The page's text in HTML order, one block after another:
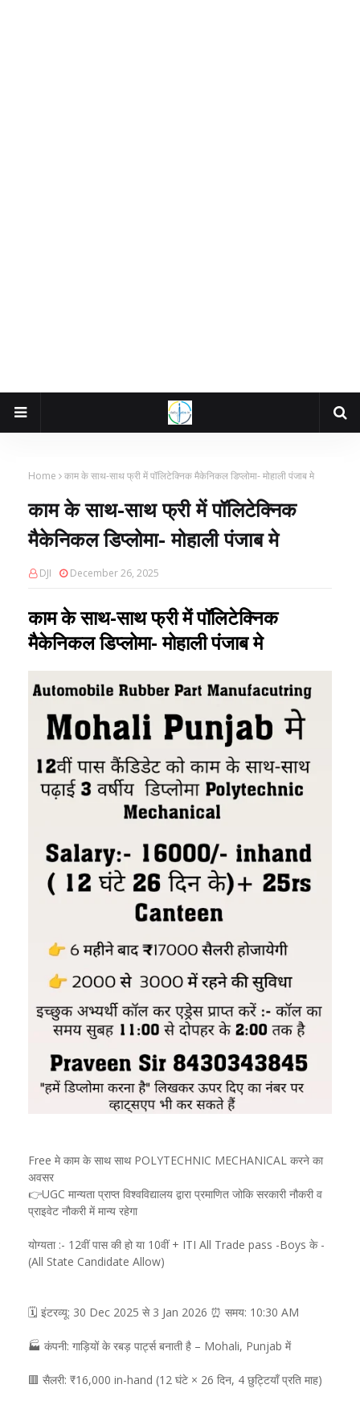
Home काम के साथ-साथ फ्री में पॉलिटेक्निक मैकेनिकल डिप्लोमा- मोहाली पंजाब मे
काम के साथ-साथ फ्री में पॉलिटेक्निक
मैकेनिकल डिप्लोमा- मोहाली पंजाब मे
DJI December 26, 2025
काम के साथ-साथ फ्री में पॉलिटेक्निक
मैकेनिकल डिप्लोमा- मोहाली पंजाब मे
Free मे काम के साथ साथ POLYTECHNIC MECHANICAL करने का
अवसर
👉UGC मान्यता प्राप्त विश्वविद्यालय द्वारा प्रमाणित जोकि सरकारी नौकरी व
प्राइवेट नौकरी में मान्य रहेगा
योग्यता :- 12वीं पास की हो या 10वीं + ITI All Trade pass -Boys के -
(All State Candidate Allow)
🗓️ इंटरव्यू: 30 Dec 2025 से 3 Jan 2026 ⏰ समय: 10:30 AM
🏭 कंपनी: गाड़ियों के रबड़ पार्ट्स बनाती है – Mohali, Punjab में
🟥 सैलरी: ₹16,000 in-hand (12 घंटे × 26 दिन, 4 छुट्टियाँ प्रति माह)